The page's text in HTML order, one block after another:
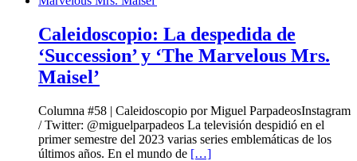
Caleidoscopio: La despedida de
‘Succession’ y ‘The Marvelous Mrs.
Maisel’
Columna #58 | Caleidoscopio por Miguel ParpadeosInstagram
/ Twitter: @miguelparpadeos La televisión despidió en el
primer semestre del 2023 varias series emblemáticas de los
últimos años. En el mundo de […]